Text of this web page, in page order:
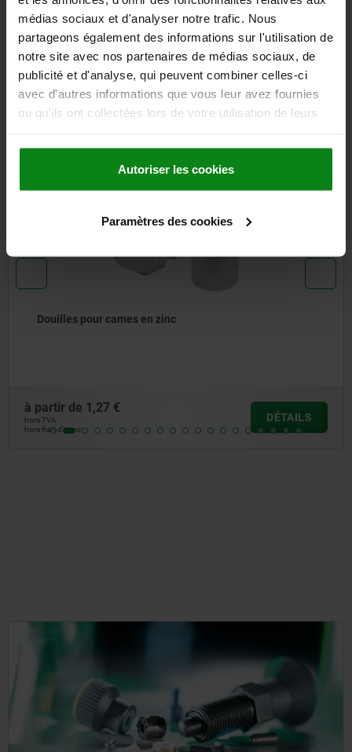
médias sociaux et d'analyser notre trafic. Nous
partageons également des informations sur l'utilisation de
notre site avec nos partenaires de médias sociaux, de
publicité et d'analyse, qui peuvent combiner celles-ci
avec d'autres informations que vous leur avez fournies
ou qu'ils ont collectées lors de votre utilisation de leurs
Autoriser les cookies
Paramètres des cookies
CAO
TÉLÉCHARGEMENTS
D'autres clients ont
également acheté
05601-11
Douilles pour cames en zinc
à partir de1,27 €
hors TVA
hors frais d’envoi
DÉTAILS